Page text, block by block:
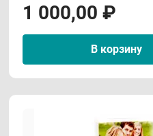
1 000,00 ₽
В корзину